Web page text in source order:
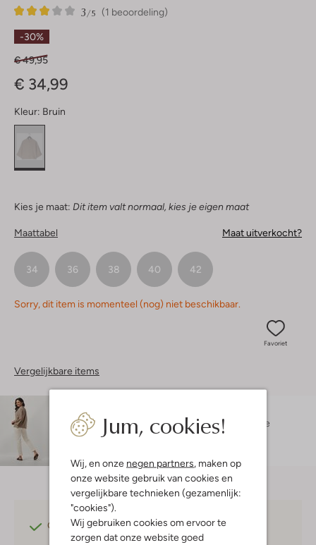
Jum, cookies!
Wij, en onze negen partners , maken op
onze website gebruik van cookies en
vergelijkbare technieken (gezamenlijk:
"cookies").
Wij gebruiken cookies om ervoor te
zorgen dat onze website goed
(1 beoordeling)
3/5
1
3
Sterren
-30%
€ 49,95
€ 34,99
Kleur: Bruin
Kies je maat: Dit item valt normaal, kies je eigen maat
Maattabel Maat uitverkocht?
34 36 38 40 42
Sorry, dit item is momenteel (nog) niet beschikbaar.
Favoriet
Vergelijkbare items
Zohra is 1 meter 70 lang en draagt maat 36.
De
pasvorm is
losvallend
Gratis verzendingvanaf €75,-